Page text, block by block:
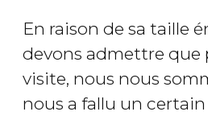
En raison de sa taille
devons admettre
visite, nous nous
nous a fallu un